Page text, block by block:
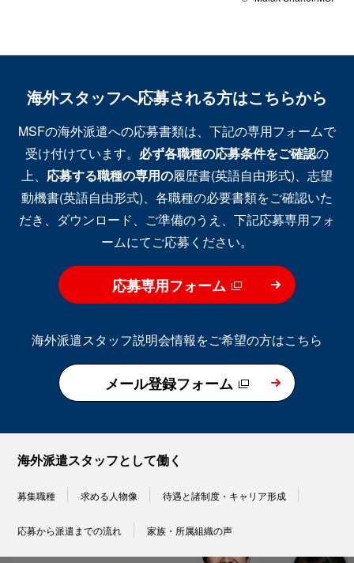
海外スタッフへ応募される方はこちらから
MSFの海外派遣への応募書類は、下記の専用フォームで
受け付けています。 必ず各職種の応募条件をご確認の
上、 応募する職種の専用の履歴書(英語自由形式)、志望
動機書(英語自由形式)、各職種の必要書類をご確認いた
だき、ダウンロード、ご準備のうえ、下記応募専用フォ
ームにてご応募ください。
応募専用フォーム
海外派遣スタッフ説明会情報をご希望の方はこちら
メール登録フォーム
海外派遣スタッフとして働く
募集職種 求める人物像 待遇と諸制度・キャリア形成
応募から派遣までの流れ 家族・所属組織の声